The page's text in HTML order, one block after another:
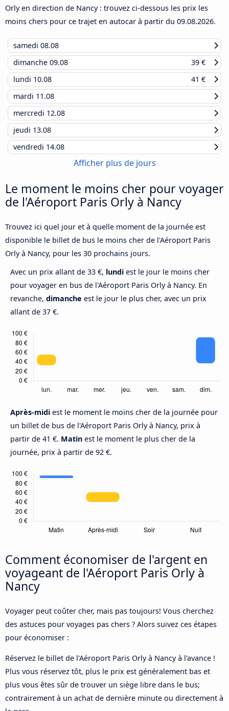
Orly en direction de Nancy : trouvez ci-dessous les prix les
moins chers pour ce trajet en autocar à partir du 09.08.2026.
samedi 08.08
dimanche 09.08
39 €
lundi 10.08
41 €
mardi 11.08
mercredi 12.08
jeudi 13.08
vendredi 14.08
Afficher plus de jours
Le moment le moins cher pour voyager
de l'Aéroport Paris Orly à Nancy
Trouvez ici quel jour et à quelle moment de la journée est
disponible le billet de bus le moins cher de l'Aéroport Paris
Orly à Nancy, pour les 30 prochains jours.
Avec un prix allant de 33 €, lundi est le jour le moins cher
pour voyager en bus de l'Aéroport Paris Orly à Nancy. En
revanche, dimanche est le jour le plus cher, avec un prix
allant de 37 €.
Après-midi est le moment le moins cher de la journée pour
un billet de bus de l'Aéroport Paris Orly à Nancy, prix à
partir de 41 €. Matin est le moment le plus cher de la
journée, prix à partir de 92 €.
Comment économiser de l'argent en
voyageant de l'Aéroport Paris Orly à
Nancy
Voyager peut coûter cher, mais pas toujours! Vous cherchez
des astuces pour voyages pas chers ? Alors suivez ces étapes
pour économiser :
Réservez le billet de l'Aéroport Paris Orly à Nancy à l'avance !
Plus vous réservez tôt, plus le prix est généralement bas et
plus vous êtes sûr de trouver un siège libre dans le bus;
contrairement à un achat de dernière minute ou directement à